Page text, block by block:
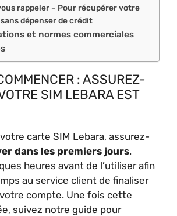
rappeler – Pour récupérer votre
dépenser de crédit
et normes commerciales
: ASSUREZ-
SIM LEBARA EST
votre carte SIM Lebara, assurez-
dans les premiers jours.
heures avant de l’utiliser afin
au service client de finaliser
compte. Une fois cette
suivez notre guide pour